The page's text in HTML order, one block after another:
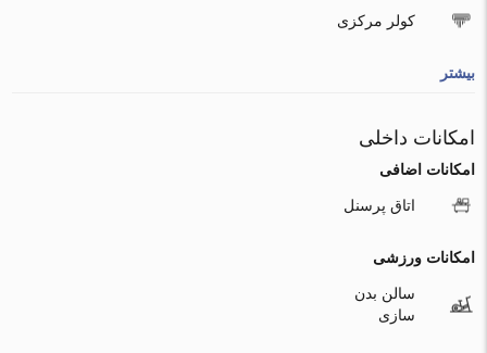
کولر مرکزی
بیشتر
امکانات داخلی
امکانات اضافی
اتاق پرسنل
امکانات ورزشی
سالن بدن
سازی